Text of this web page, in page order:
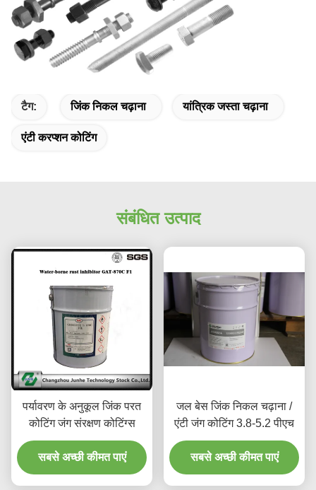
टैग: जिंक निकल चढ़ाना यांत्रिक जस्ता चढ़ाना
एंटी करप्शन कोटिंग
संबंधित उत्पाद
पर्यावरण के अनुकूल जिंक परत
कोटिंग जंग संरक्षण कोटिंग्स
सबसे अच्छी कीमत पाएं
जल बेस जिंक निकल चढ़ाना /
एंटी जंग कोटिंग 3.8-5.2 पीएच
सबसे अच्छी कीमत पाएं